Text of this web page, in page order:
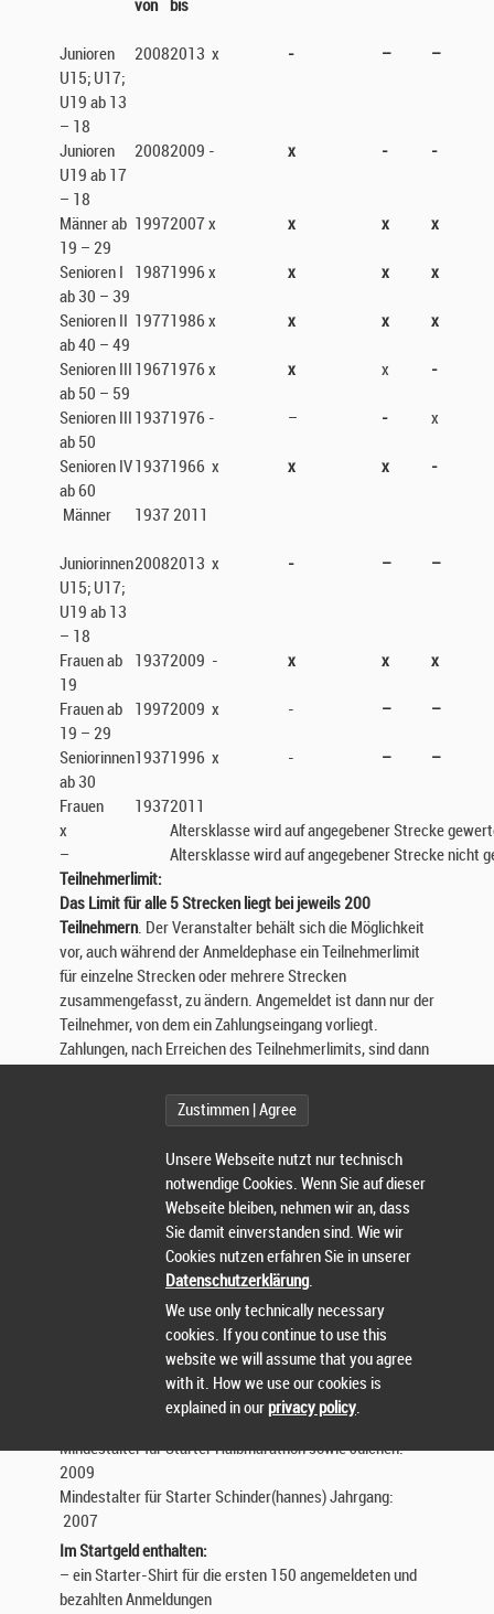
von bis
Junioren
U15; U17;
U19 ab 13
– 18
20082013 x - – –
Junioren
U19 ab 17
– 18
20082009 - x - -
Männer ab
19 – 29
19972007x x x x
Senioren I
ab 30 – 39
19871996 x x x x
Senioren II
ab 40 – 49
19771986 x x x x
Senioren III
ab 50 – 59
19671976 x x x -
Senioren III
ab 50
19371976 - – - x
Senioren IV
ab 60
19371966 x x x -
Männer 1937 2011
Juniorinnen
U15; U17;
U19 ab 13
– 18
20082013 x - – –
Frauen ab
19
19372009 - x x x
Frauen ab
19 – 29
19972009 x - – –
Seniorinnen
ab 30
19371996 x - – –
Frauen 19372011
x
Altersklasse wird auf angegebener Strecke
–
Altersklasse wird auf angegebener Strecke nicht
Teilnehmerlimit:
Das Limit für alle 5 Strecken liegt bei jeweils 200
Teilnehmern. Der Veranstalter behält sich die Möglichkeit
vor, auch während der Anmeldephase ein Teilnehmerlimit
für einzelne Strecken oder mehrere Strecken
zusammengefasst, zu ändern. Angemeldet ist dann nur der
Teilnehmer, von dem ein Zahlungseingang vorliegt.
Zahlungen, nach Erreichen des Teilnehmerlimits, sind dann
Erreichen des Teilnehmerlimits ist ebenfalls
ausgeschlossen.
Es müssen pro Altersklasse mindestens 3 Teilnehmer/‐
innen am Start sein, damit eine Altersklassenwertung
vorgenommen wird. Bei weniger Startern behalten wir uns
vor, diese in der nächst jüngeren bzw. älteren Klasse zu
Auf allen Strecken sind Hobby- und Lizenzfahrer
Jugendliche unter 18 Jahren benötigen für den Start eine
Einverständniserklärung eines Erziehungsberechtigten.
Mindestalter für Starter Kurzstrecke Jahrgang:
Mindestalter für Starter Halbmarathon sowie Julchen:
2009
Mindestalter für Starter Schinder(hannes) Jahrgang:
2007
Im Startgeld enthalten:
– ein Starter-Shirt für die ersten 150 angemeldeten und
bezahlten Anmeldungen
Zustimmen | Agree
Unsere Webseite nutzt nur technisch
notwendige Cookies. Wenn Sie auf dieser
Webseite bleiben, nehmen wir an, dass
Sie damit einverstanden sind. Wie wir
Cookies nutzen erfahren Sie in unserer
Datenschutzerklärung.
We use only technically necessary
cookies. If you continue to use this
website we will assume that you agree
with it. How we use our cookies is
explained in ourprivacy policy.